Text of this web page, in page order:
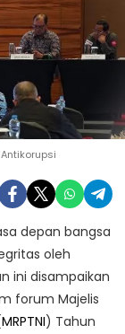
depan bangsa
oleh
ini disampaikan
forum Majelis
MRPTNI) Tahun